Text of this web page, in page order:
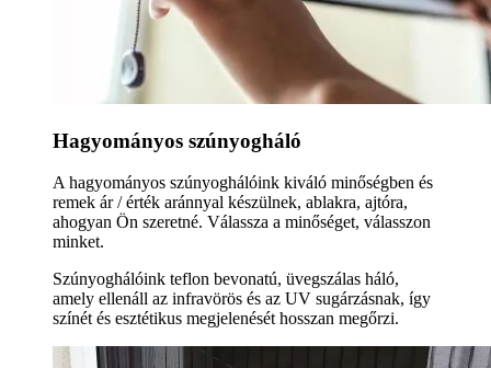
Hagyományos szúnyogháló
A hagyományos szúnyoghálóink kiváló minőségben és
remek ár / érték aránnyal készülnek, ablakra, ajtóra,
ahogyan Ön szeretné. Válassza a minőséget, válasszon
minket.
Szúnyoghálóink teflon bevonatú, üvegszálas háló,
amely ellenáll az infravörös és az UV sugárzásnak, így
színét és esztétikus megjelenését hosszan megőrzi.